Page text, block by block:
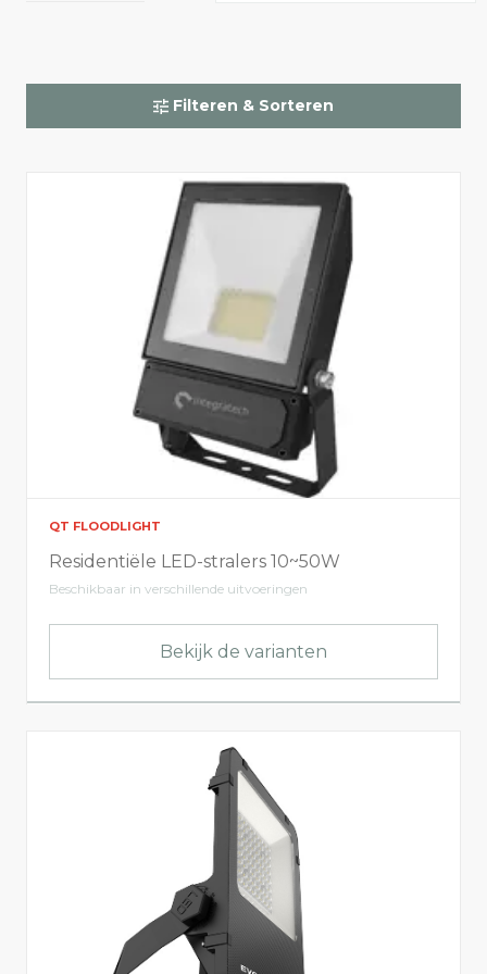
Integrasports 4
Kleurtemperatuur
Toon alles
5700
2200
Elektrische info
Vermogen (W)
1500
Licht info
Filteren & Sorteren
QT FLOODLIGHT
Residentiële LED-stralers 10~50W
Beschikbaar in verschillende uitvoeringen
Bekijk de varianten